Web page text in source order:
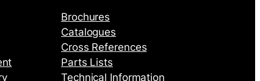
Brochures
Catalogues
Cross References
Parts Lists
Technical Information